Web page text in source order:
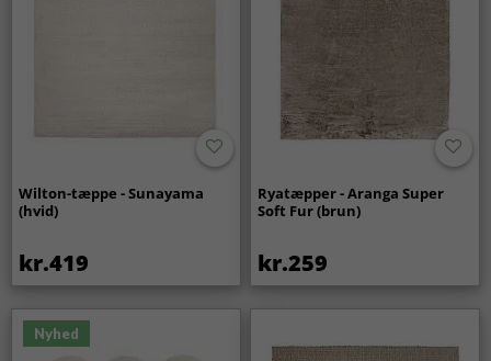
Wilton-tæppe - Sunayama
(hvid)
kr.419
Ryatæpper - Aranga Super
Soft Fur (brun)
kr.259
Nyhed